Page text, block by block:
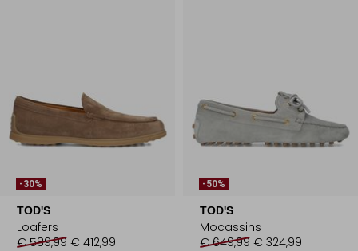
-30%
TOD'S
Loafers
€ 589,99 € 412,99
-50%
TOD'S
Mocassins
€ 649,99 € 324,99